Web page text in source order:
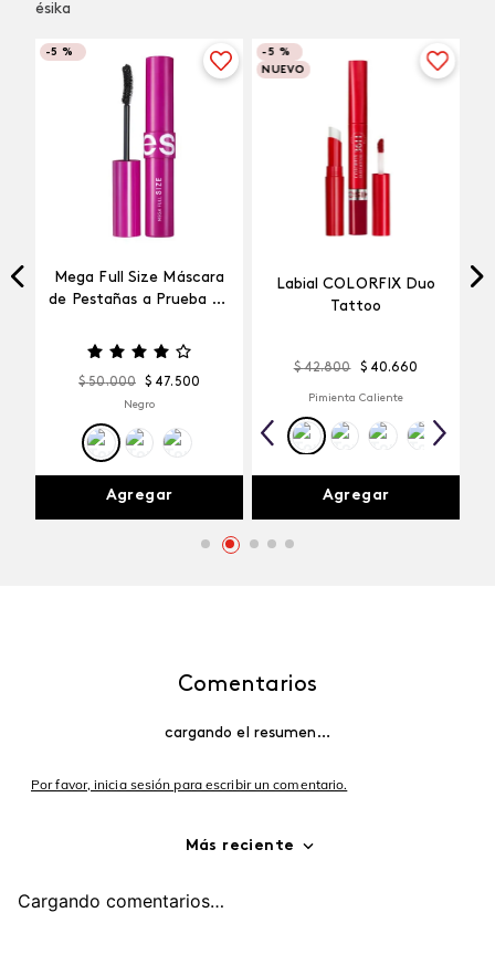
ésika
-5 %
Mega Full Size Máscara
de Pestañas a Prueba de
$ 50.000 $ 47. 500
Negro
Agregar
-5 %
NUEVO
Labial COLORFIX Duo
Tattoo
$ 42.800 $ 40.660
Pimienta Caliente
Agregar
Comentarios
cargando el resumen…
Por favor, inicia sesión para escribir un comentario.
Más reciente
Cargando comentarios…